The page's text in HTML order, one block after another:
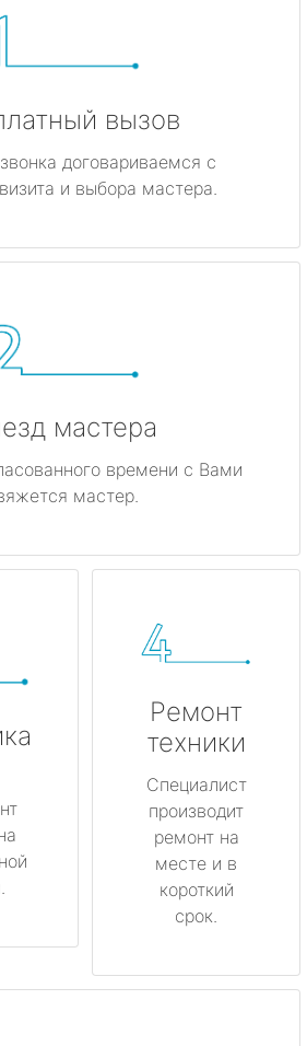
вызов
договариваемся с
и выбора мастера.
мастера
времени с Вами
мастер.
Ремонт
техники
Специалист
производит
ремонт на
месте и в
короткий
срок.